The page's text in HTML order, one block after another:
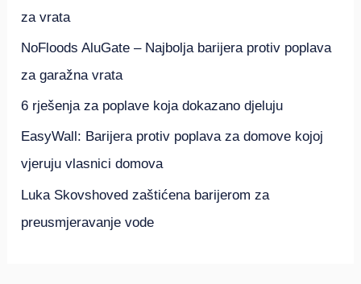
za vrata
NoFloods AluGate – Najbolja barijera protiv poplava
za garažna vrata
6 rješenja za poplave koja dokazano djeluju
EasyWall: Barijera protiv poplava za domove kojoj
vjeruju vlasnici domova
Luka Skovshoved zaštićena barijerom za
preusmjeravanje vode